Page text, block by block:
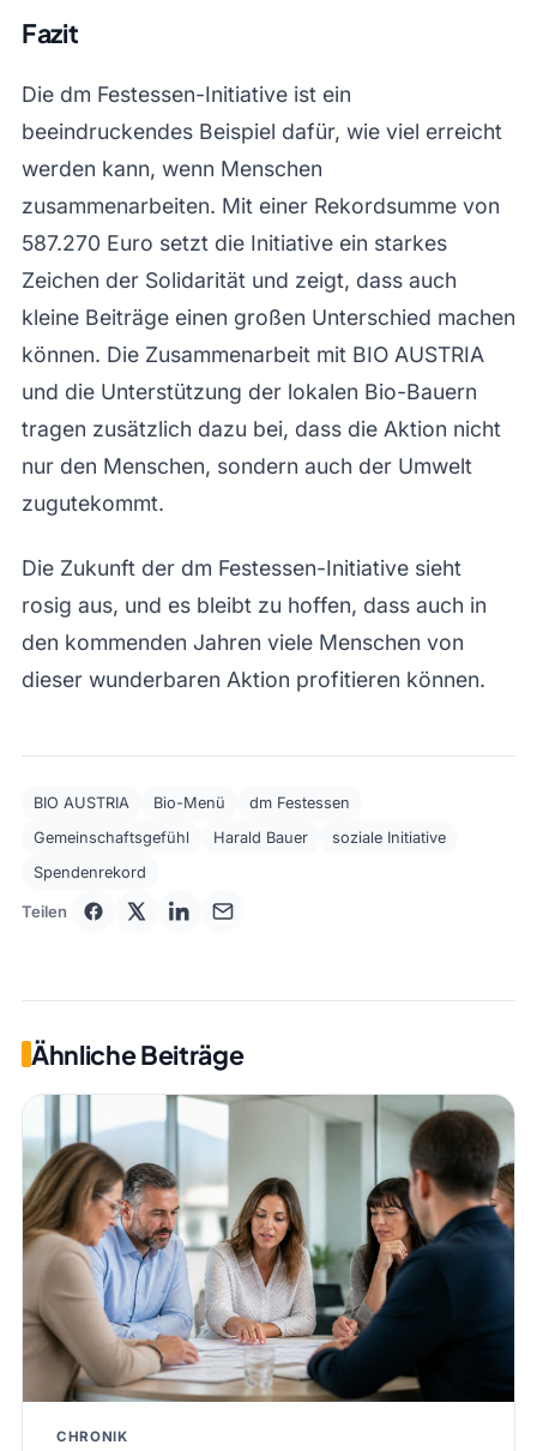
Fazit
Die dm Festessen-Initiative ist ein
beeindruckendes Beispiel dafür, wie viel erreicht
werden kann, wenn Menschen
zusammenarbeiten. Mit einer Rekordsumme von
587.270 Euro setzt die Initiative ein starkes
Zeichen der Solidarität und zeigt, dass auch
kleine Beiträge einen großen Unterschied machen
können. Die Zusammenarbeit mit BIO AUSTRIA
und die Unterstützung der lokalen Bio-Bauern
tragen zusätzlich dazu bei, dass die Aktion nicht
nur den Menschen, sondern auch der Umwelt
zugutekommt.
Die Zukunft der dm Festessen-Initiative sieht
rosig aus, und es bleibt zu hoffen, dass auch in
den kommenden Jahren viele Menschen von
dieser wunderbaren Aktion profitieren können.
BIO AUSTRIA Bio-Menü
dm Festessen
Gemeinschaftsgefühl
Harald Bauer
soziale Initiative
Spendenrekord
Teilen
Ähnliche Beiträge
CHRONIK